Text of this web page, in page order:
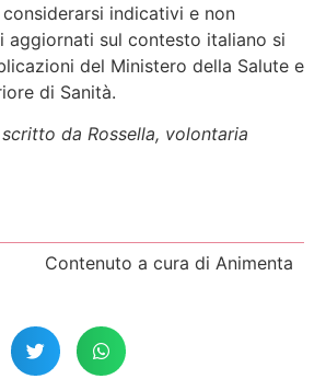
indicativi e non
aggiornati sul contesto italiano si
del Ministero della Salute e
di Sanità.
da Rossella, volontaria
Contenuto a cura di Animenta